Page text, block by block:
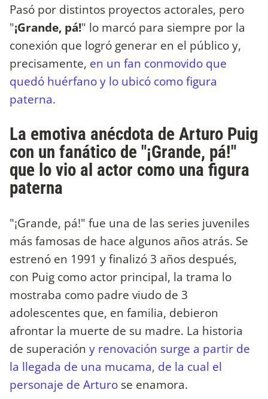
Pasó por distintos proyectos actorales, pero
"¡Grande, pá!" lo marcó para siempre por la
conexión que logró generar en el público y,
precisamente, en un fan conmovido que
quedó huérfano y lo ubicó como figura
paterna.
La emotiva anécdota de Arturo Puig
con un fanático de "¡Grande, pá!"
que lo vio al actor como una figura
paterna
"¡Grande, pá!" fue una de las series juveniles
más famosas de hace algunos años atrás. Se
estrenó en 1991 y finalizó 3 años después,
con Puig como actor principal, la trama lo
mostraba como padre viudo de 3
adolescentes que, en familia, debieron
afrontar la muerte de su madre. La historia
de superación y renovación surge a partir de
la llegada de una mucama, de la cual el
personaje de Arturo se enamora.